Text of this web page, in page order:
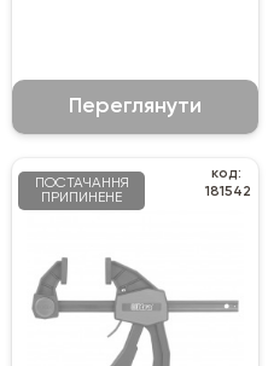
Переглянути
ПОСТАЧАННЯ
ПРИПИНЕНЕ
код:
181542